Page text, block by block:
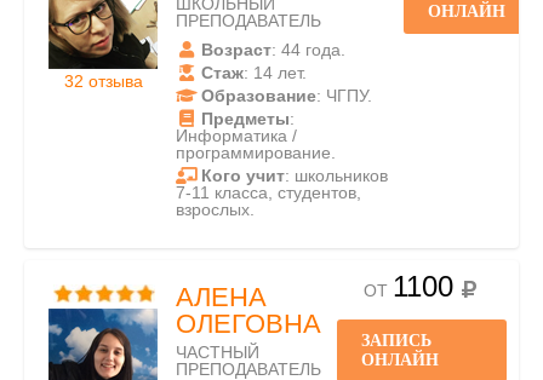
32 отзыва
ПРЕПОДАВАТЕЛЬ
Возраст: 44 года.
Стаж: 14 лет.
Образование: ЧГПУ.
Предметы:
Информатика /
программирование.
Кого учит: школьников
7-11 класса, студентов,
взрослых.
ОНЛАЙН
АЛЕНА
ОЛЕГОВНА
ЧАСТНЫЙ
ПРЕПОДАВАТЕЛЬ
ОТ 1100
ЗАПИСЬ
ОНЛАЙН